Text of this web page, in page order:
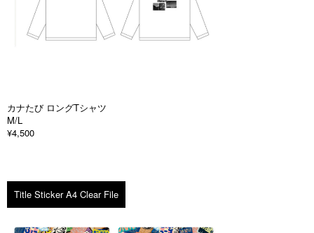
カナたび ロングTシャツ
M/L
¥4,500
Title Sticker A4 Clear File